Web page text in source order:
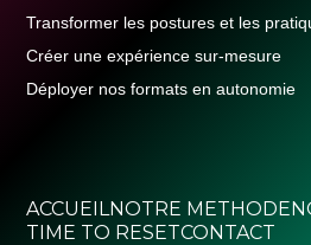
Transformer les postures et les
Créer une expérience sur-mesure
Déployer nos formats en autonomie
ACCUEILNOTRE METHODE
TIME TO RESETCONTACT